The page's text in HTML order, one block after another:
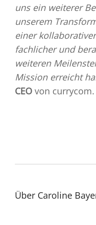
uns ein weiterer
unserem
einer
fachlicher und
weiteren
Mission erreicht
CEO von currycom.
Über Caroline